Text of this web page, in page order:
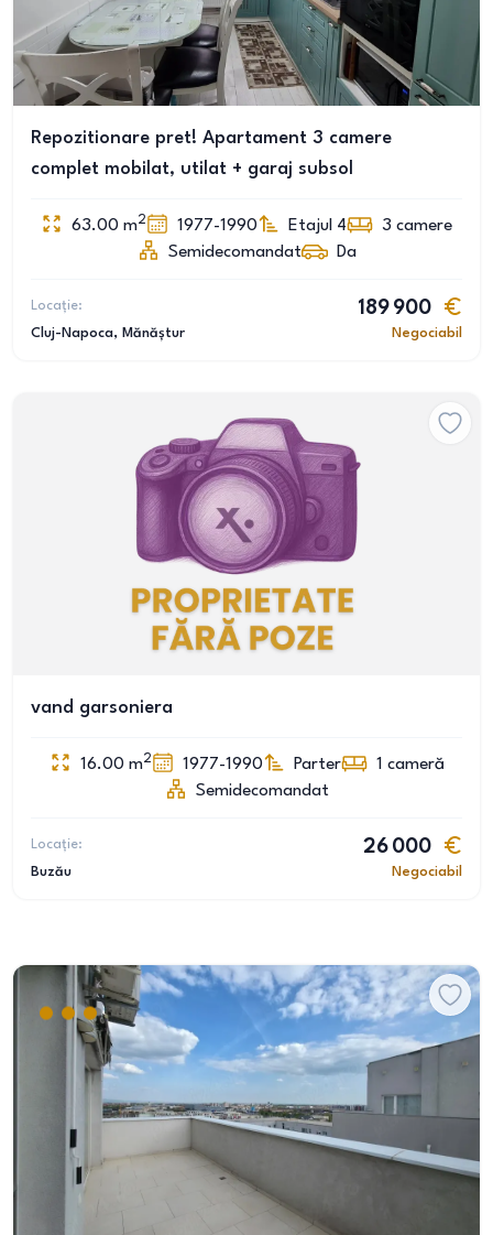
Repozitionare pret! Apartament 3 camere
complet mobilat, utilat + garaj subsol
63.00 m2 1977-1990 Etajul 4 3 camere
Semidecomandat
Da
Locație:
Cluj-Napoca, Mănăștur
189 900
Negociabil
vand garsoniera
16.00 m2 1977-1990 Parter 1 cameră
Semidecomandat
Locație:
Buzău
26 000
Negociabil